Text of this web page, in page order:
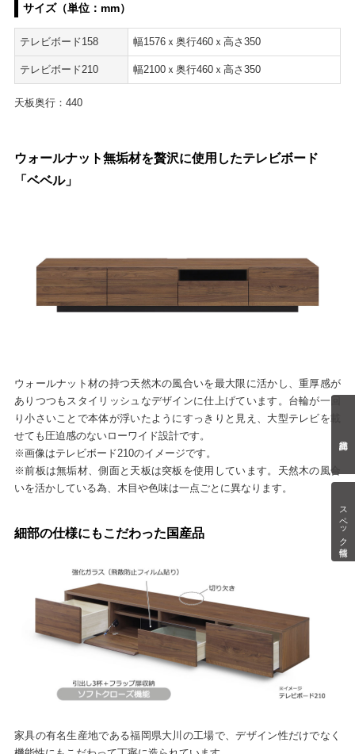
スペック情報
サイズ（単位：mm）
テレビボード158 幅1576ｘ奥行460ｘ高さ350
テレビボード210 幅2100ｘ奥行460ｘ高さ350
天板奥行：440
ウォールナット無垢材を贅沢に使用したテレビボード
「ベベル」
ウォールナット材の持つ天然木の風合いを最大限に活かし、重厚感が
ありつつもスタイリッシュなデザインに仕上げています。台輪が一回
り小さいことで本体が浮いたようにすっきりと見え、大型テレビを載
せても圧迫感のないローワイド設計です。
※画像はテレビボード210のイメージです。
※前板は無垢材、側面と天板は突板を使用しています。天然木の風合
いを活かしている為、木目や色味は一点ごとに異なります。
細部の仕様にもこだわった国産品
家具の有名生産地である福岡県大川の工場で、デザイン性だけでなく